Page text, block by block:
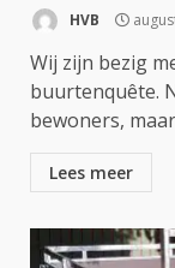
HVB
Wij zijn bezig
buurtenquête.
bewoners,
Lees meer